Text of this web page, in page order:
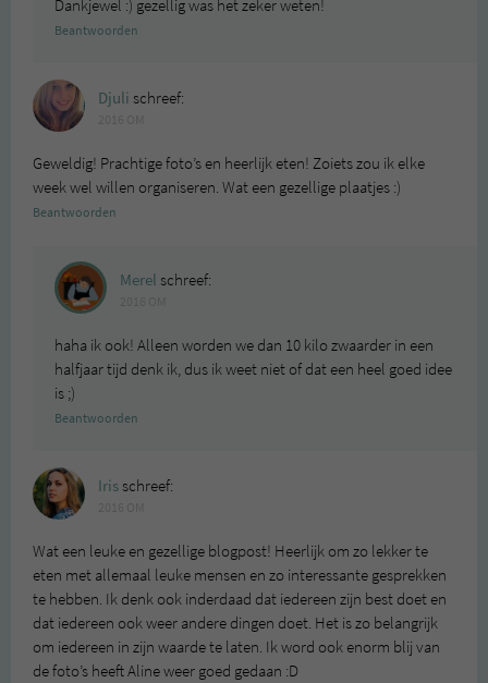
Dankjewel :) gezellig was het zeker weten!
Beantwoorden
Djuli schreef:
Geweldig! Prachtige foto’s en heerlijk eten! Zoiets zou ik elke
week wel willen organiseren. Wat een gezellige plaatjes :)
Beantwoorden
Merel schreef:
haha ik ook! Alleen worden we dan 10 kilo zwaarder in een
halfjaar tijd denk ik, dus ik weet niet of dat een heel goed idee
is ;)
Beantwoorden
Irisschreef:
Wat een leuke en gezellige blogpost! Heerlijk om zo lekker te
eten met allemaal leuke mensen en zo interessante gesprekken
te hebben. Ik denk ook inderdaad dat iedereen zijn best doet en
dat iedereen ook weer andere dingen doet. Het is zo belangrijk
om iedereen in zijn waarde te laten. Ik word ook enorm blij van
de foto’s heeft Aline weer goed gedaan :D